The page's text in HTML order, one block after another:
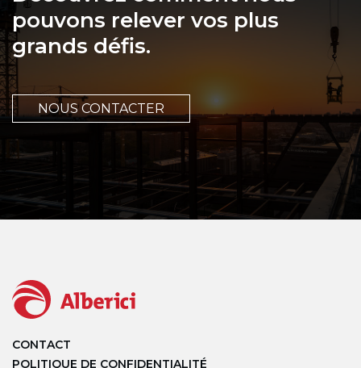
pouvons relever vos plus
grands défis.
NOUS CONTACTER
CONTACT
POLITIQUE DE CONFIDENTIALITÉ